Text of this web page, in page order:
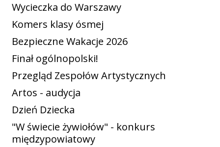
Wycieczka do Warszawy
Komers klasy ósmej
Bezpieczne Wakacje 2026
Finał ogólnopolski!
Przegląd Zespołów Artystycznych
Artos - audycja
Dzień Dziecka
"W świecie żywiołów" - konkurs
międzypowiatowy